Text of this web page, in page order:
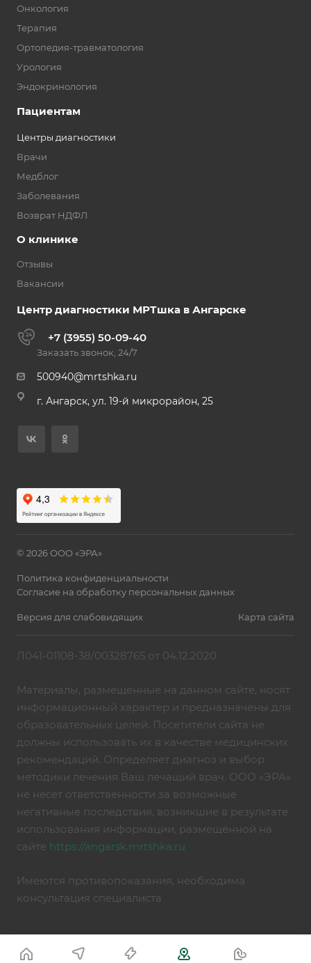
Онкология
Терапия
Ортопедия-травматология
Урология
Эндокринология
Пациентам
Центры диагностики
Врачи
Медблог
Заболевания
Возврат НДФЛ
О клинике
Отзывы
Вакансии
Центр диагностики МРТшка в Ангарске
+7 (3955) 50-09-40
Заказать звонок, 24/7
500940@mrtshka.ru
г. Ангарск, ул. 19-й микрорайон, 25
© 2026 ООО «ЭРА»
Политика конфиденциальности
Согласие на обработку персональных данных
Версия для слабовидящих Карта сайта
Л041-01108-38/00328765 от 04.12.2020
Материалы, размещенные на данном сайте, носят
информационный характер и предназначены для
образовательных целей. Посетители сайта не
должны использовать их в качестве медицинских
рекомендаций. Определяет диагноз и выбор
методики лечения Ваш лечащий врач. ООО «ЭРА»
не несет ответственности за возможные
негативные последствия, возникшие в результате
использования информации, размещённой на
сайте https://angarsk.mrtshka.ru
Имеются противопоказания, необходима
консультация специалиста